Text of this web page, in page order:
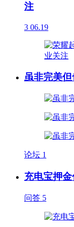
注
3 06.19
虽非完美
论坛 1
充电宝押
问答 5